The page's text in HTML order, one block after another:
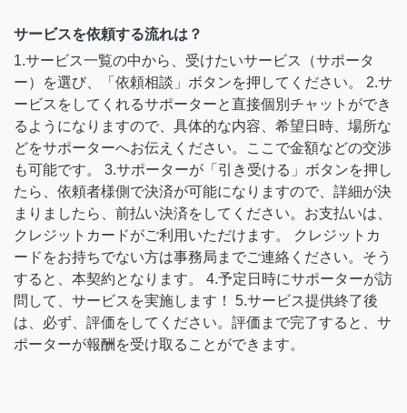
サービスを依頼する流れは？
1.サービス一覧の中から、受けたいサービス（サポータ
ー）を選び、「依頼相談」ボタンを押してください。 2.サ
ービスをしてくれるサポーターと直接個別チャットができ
るようになりますので、具体的な内容、希望日時、場所な
どをサポーターへお伝えください。ここで金額などの交渉
も可能です。 3.サポーターが「引き受ける」ボタンを押し
たら、依頼者様側で決済が可能になりますので、詳細が決
まりましたら、前払い決済をしてください。お支払いは、
クレジットカードがご利用いただけます。 クレジットカ
ードをお持ちでない方は事務局までご連絡ください。そう
すると、本契約となります。 4.予定日時にサポーターが訪
問して、サービスを実施します！ 5.サービス提供終了後
は、必ず、評価をしてください。評価まで完了すると、サ
ポーターが報酬を受け取ることができます。